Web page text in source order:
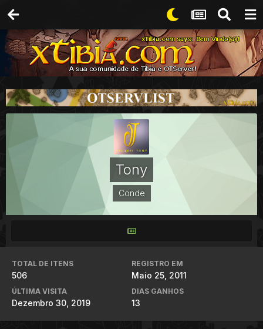
Tony
Conde
TOTAL DE ITENS
506
REGISTRO EM
Maio 25, 2011
ÚLTIMA VISITA
Dezembro 30, 2019
DIAS GANHOS
13